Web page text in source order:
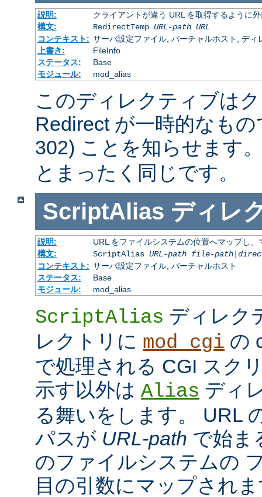
説明:
クライアントが違う URL を取得するように
構文:
RedirectTemp URL-path URL
コンテキスト: サーバ設定ファイル, バーチャルホスト, ディ
上書き:
FileInfo
ステータス:
Base
モジュール:
mod_alias
このディレクティブは
Redirect が一時的なも
302) ことを知らせます
とまったく同じです。
ScriptAlias ディレ
説明:
URL をファイルシステムの位置へマップし
構文:
ScriptAlias URL-path file-path|
コンテキスト: サーバ設定ファイル, バーチャルホスト
ステータス:
Base
モジュール:
mod_alias
ScriptAlias ディレク
レクトリに mod_cgi の
で処理される CGI スク
示す以外は Alias ディ
る舞いをします。 URL
パスが URL-path で始ま
のファイルシステムの
目の引数にマップされ